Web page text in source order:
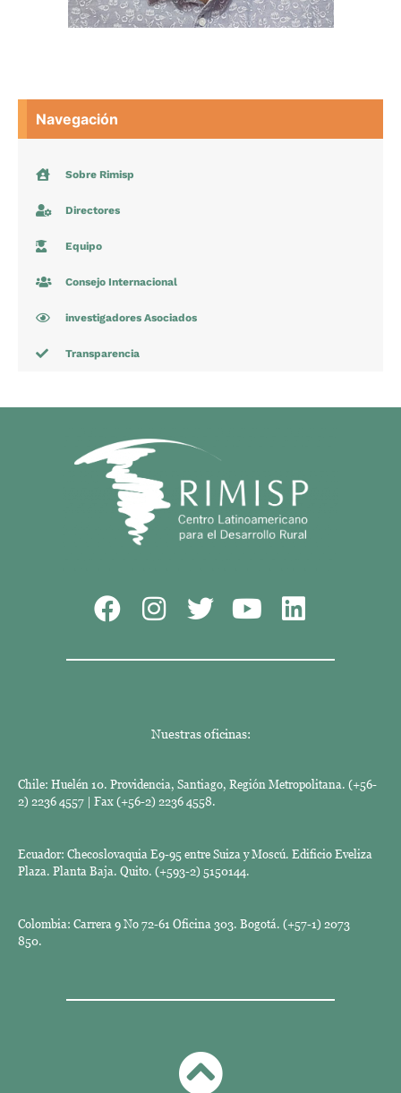
Navegación
Sobre Rimisp
Directores
Equipo
Consejo Internacional
investigadores Asociados
Transparencia
Nuestras oficinas:
Chile: Huelén 10. Providencia, Santiago, Región Metropolitana. (+56-
2) 2236 4557 | Fax (+56-2) 2236 4558.
Ecuador: Checoslovaquia E9-95 entre Suiza y Moscú. Edificio Eveliza
Plaza. Planta Baja. Quito. (+593-2) 5150144.
Colombia: Carrera 9 No 72-61 Oficina 303. Bogotá. (+57-1) 2073
850.